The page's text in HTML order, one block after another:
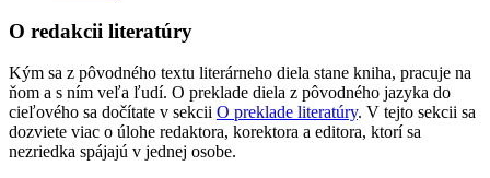
O redakcii literatúry
Kým sa z pôvodného textu literárneho diela stane kniha, pracuje na
ňom a s ním veľa ľudí. O preklade diela z pôvodného jazyka do
cieľového sa dočítate v sekcii O preklade literatúry. V tejto sekcii sa
dozviete viac o úlohe redaktora, korektora a editora, ktorí sa
nezriedka spájajú v jednej osobe.